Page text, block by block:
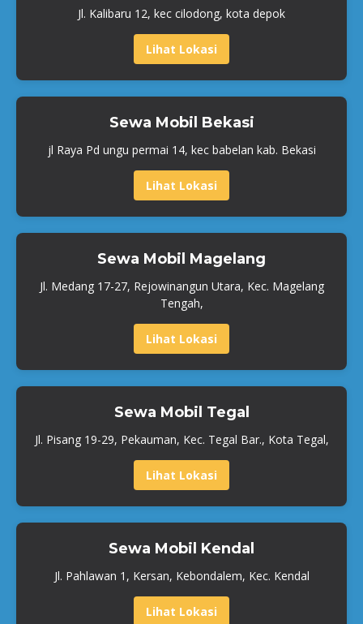
Jl. Kalibaru 12, kec cilodong, kota depok
Lihat Lokasi
Sewa Mobil Bekasi
jl Raya Pd ungu permai 14, kec babelan kab. Bekasi
Lihat Lokasi
Sewa Mobil Magelang
Jl. Medang 17-27, Rejowinangun Utara, Kec. Magelang
Tengah,
Lihat Lokasi
Sewa Mobil Tegal
Jl. Pisang 19-29, Pekauman, Kec. Tegal Bar., Kota Tegal,
Lihat Lokasi
Sewa Mobil Kendal
Jl. Pahlawan 1, Kersan, Kebondalem, Kec. Kendal
Lihat Lokasi